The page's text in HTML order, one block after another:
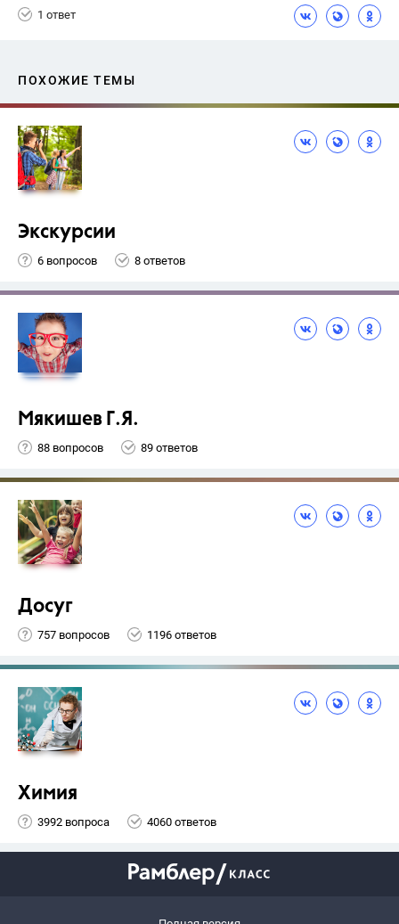
1 ответ
ПОХОЖИЕ ТЕМЫ
Экскурсии
6 вопросов 8 ответов
Мякишев Г.Я.
88 вопросов 89 ответов
Досуг
757 вопросов 1196 ответов
Химия
3992 вопроса 4060 ответов